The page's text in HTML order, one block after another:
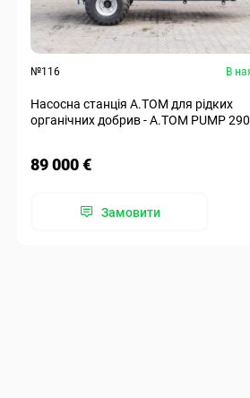
№116 В
Насосна станція А.ТОМ для рідких
органічних добрив - А.ТОМ PUMP 290
89 000 €
Замовити